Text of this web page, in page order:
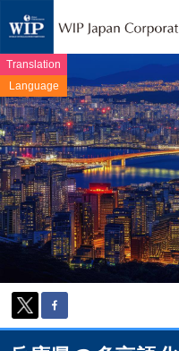
Translation
Language